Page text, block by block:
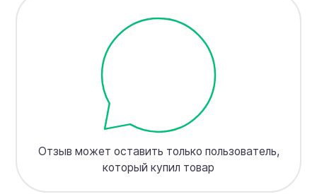
Отзыв может оставить только пользователь,
который купил товар